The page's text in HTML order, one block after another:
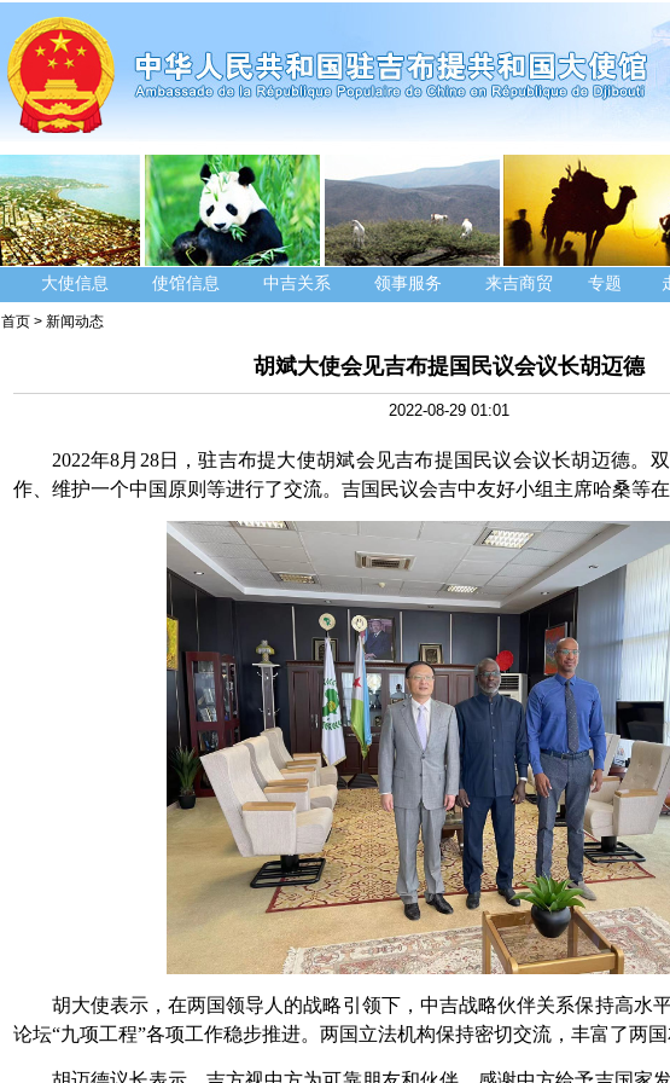
大使信息 使馆信息 中吉关系 领事服务 来吉商贸 专题
首页 > 新闻动态
胡斌大使会见吉布提国民议会议长胡迈德
2022-08-29 01:01
2022年8月28日，驻吉布提大使胡斌会见吉布提国民议会议长胡迈德。
作、维护一个中国原则等进行了交流。吉国民议会吉中友好小组主席哈桑等在
胡大使表示，在两国领导人的战略引领下，中吉战略伙伴关系保持高水
论坛“九项工程”各项工作稳步推进。两国立法机构保持密切交流，丰富了两国